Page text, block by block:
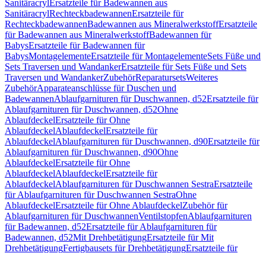
SanitäracrylErsatzteile für Badewannen aus
SanitäracrylRechteckbadewannenErsatzteile für
RechteckbadewannenBadewannen aus MineralwerkstoffErsatzteile
für Badewannen aus MineralwerkstoffBadewannen für
BabysErsatzteile für Badewannen für
BabysMontagelementeErsatzteile für MontagelementeSets Füße und
Sets Traversen und WandankerErsatzteile für Sets Füße und Sets
Traversen und WandankerZubehörReparatursetsWeiteres
ZubehörApparateanschlüsse für Duschen und
BadewannenAblaufgarnituren für Duschwannen, d52Ersatzteile für
Ablaufgarnituren für Duschwannen, d52Ohne
AblaufdeckelErsatzteile für Ohne
AblaufdeckelAblaufdeckelErsatzteile für
AblaufdeckelAblaufgarnituren für Duschwannen, d90Ersatzteile für
Ablaufgarnituren für Duschwannen, d90Ohne
AblaufdeckelErsatzteile für Ohne
AblaufdeckelAblaufdeckelErsatzteile für
AblaufdeckelAblaufgarnituren für Duschwannen SestraErsatzteile
für Ablaufgarnituren für Duschwannen SestraOhne
AblaufdeckelErsatzteile für Ohne AblaufdeckelZubehör für
Ablaufgarnituren für DuschwannenVentilstopfenAblaufgarnituren
für Badewannen, d52Ersatzteile für Ablaufgarnituren für
Badewannen, d52Mit DrehbetätigungErsatzteile für Mit
DrehbetätigungFertigbausets für DrehbetätigungErsatzteile für